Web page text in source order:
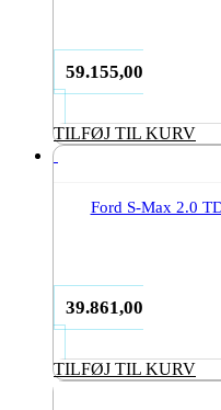
59.155,00
TILFØJ TIL KURV
Ford S-Max 2.0
39.861,00
TILFØJ TIL KURV